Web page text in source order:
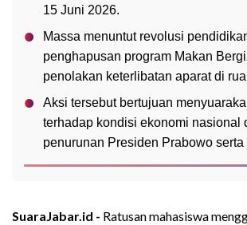
15 Juni 2026.
Massa menuntut revolusi
penghapusan program Makan
penolakan keterlibatan aparat di
Aksi tersebut bertujuan
terhadap kondisi ekonomi nasional
penurunan Presiden Prabowo serta
SuaraJabar.id - Ratusan mahasiswa